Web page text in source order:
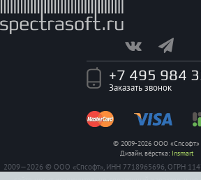
+7 495 984
Заказать звонок
© 2009-2026 ООО «Спсофт»
Дизайн, вёрстка: Insmart
2009—2026 © ООО «Спсофт», ИНН 7718965696, ОГРН